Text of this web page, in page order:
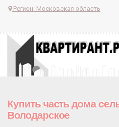
Регион: Московская область
Купить часть дома
Володарское